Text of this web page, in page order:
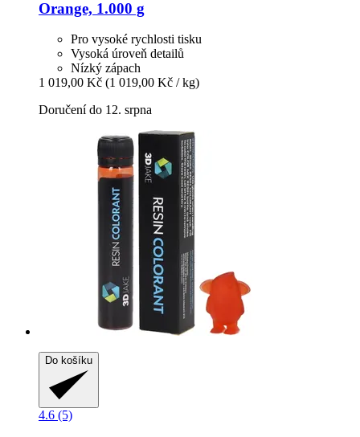
Orange, 1.000 g
Pro vysoké rychlosti tisku
Vysoká úroveň detailů
Nízký zápach
1 019,00 Kč (1 019,00 Kč / kg)
Doručení do 12. srpna
Do košíku
4.6 (5)